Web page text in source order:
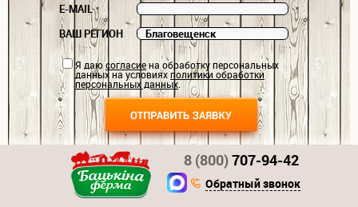
E-MAIL
ВАШ РЕГИОН
Я даюсогласиена обработку персональных
данных на условияхполитики обработки
персональных данных.
8 (800)707-94-42
Обратный звонок